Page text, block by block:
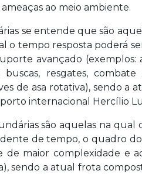
ao meio ambiente.
se entende que são
o tempo resposta poderá
avançado (exemplos:
resgates,
de asa rotativa), sendo a
internacional Hercílio
são aquelas na
de tempo, o quadro
maior complexidade e
sendo a atual frota